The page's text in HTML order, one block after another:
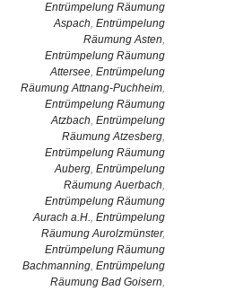
Entrümpelung Räumung
Aspach, Entrümpelung
Räumung Asten,
Entrümpelung Räumung
Attersee, Entrümpelung
Räumung Attnang-Puchheim,
Entrümpelung Räumung
Atzbach, Entrümpelung
Räumung Atzesberg,
Entrümpelung Räumung
Auberg, Entrümpelung
Räumung Auerbach,
Entrümpelung Räumung
Aurach a.H., Entrümpelung
Räumung Aurolzmünster,
Entrümpelung Räumung
Bachmanning, Entrümpelung
Räumung Bad Goisern,